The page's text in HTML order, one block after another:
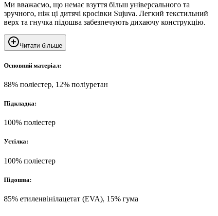
Ми вважаємо, що немає взуття більш універсального та
зручного, ніж ці дитячі кросівки Sujuva. Легкий текстильний
верх та гнучка підошва забезпечують дихаючу конструкцію.
Читати більше
Основний матеріал:
88% поліестер, 12% поліуретан
Підкладка:
100% поліестер
Устілка:
100% поліестер
Підошва:
85% етиленвінілацетат (EVA), 15% гума